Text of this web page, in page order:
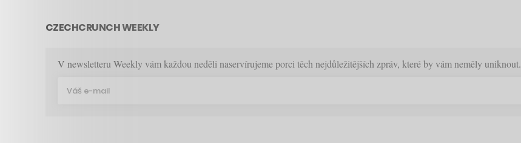
CZECHCRUNCH WEEKLY
V newsletteru Weekly vám každou neděli naservírujeme porci těch nejdůležitějších zpráv, které by vám neměly uniknout.